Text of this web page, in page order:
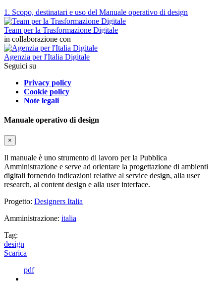
1. Scopo, destinatari e uso del Manuale operativo di design
Team per la Trasformazione Digitale
in collaborazione con
Agenzia per l'Italia Digitale
Seguici su
Privacy policy
Cookie policy
Note legali
Manuale operativo di design
×
Il manuale è uno strumento di lavoro per la Pubblica
Amministrazione e serve ad orientare la progettazione di ambienti
digitali fornendo indicazioni relative al service design, alla user
research, al content design e alla user interface.
Progetto: Designers Italia
Amministrazione: italia
Tag:
design
Scarica
pdf